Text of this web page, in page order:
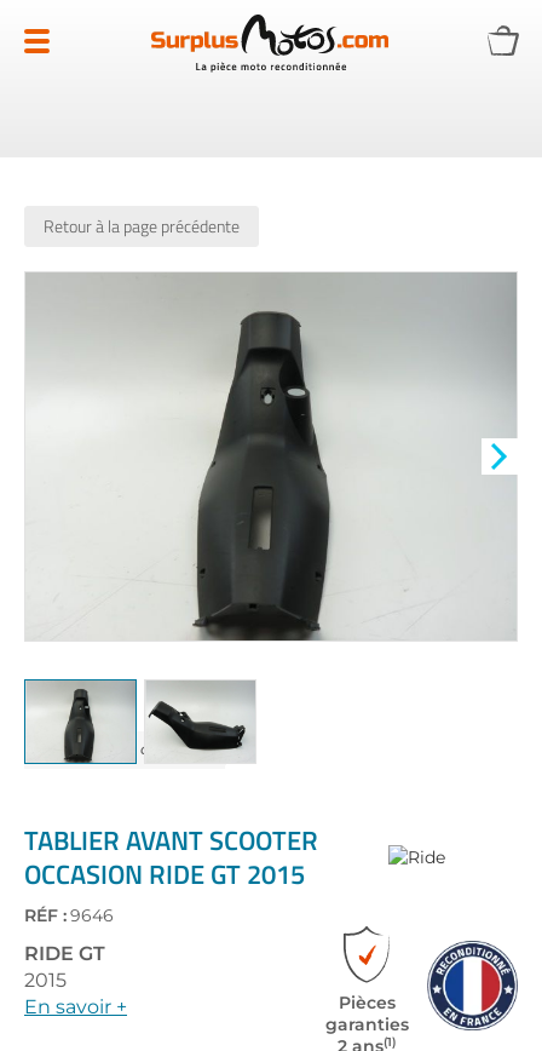
au
contenu
Retour à la page précédente
the
beginning
of
the
images
gallery
TABLIER AVANT SCOOTER
OCCASION RIDE GT 2015
RÉF :9646
RIDE GT
2015
En savoir +
Pièces
garanties
2 ans(1)